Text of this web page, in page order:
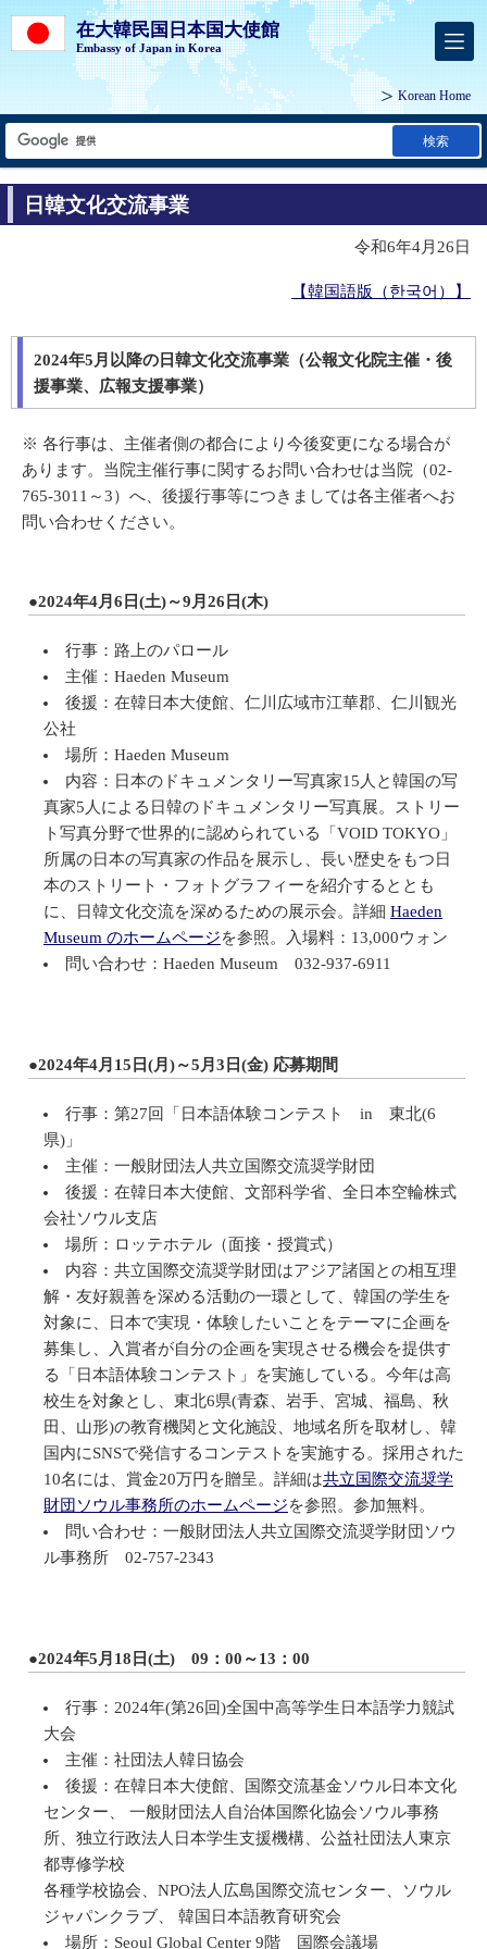
在大韓民国日本国大使館
Embassy of Japan in Korea
Korean Home
検索
日韓文化交流事業
令和6年4月26日
【韓国語版（한국어）】
2024年5月以降の日韓文化交流事業（公報文化院主催・後
援事業、広報支援事業）
※ 各行事は、主催者側の都合により今後変更になる場合が
あります。当院主催行事に関するお問い合わせは当院（02-
765-3011～3）へ、後援行事等につきましては各主催者へお
問い合わせください。
●2024年4月6日(土)～9月26日(木)
行事：路上のパロール
主催：Haeden Museum
後援：在韓日本大使館、仁川広域市江華郡、仁川観光
公社
場所：Haeden Museum
内容：日本のドキュメンタリー写真家15人と韓国の写
真家5人による日韓のドキュメンタリー写真展。ストリー
ト写真分野で世界的に認められている「VOID TOKYO」
所属の日本の写真家の作品を展示し、長い歴史をもつ日
本のストリート・フォトグラフィーを紹介するととも
に、日韓文化交流を深めるための展示会。詳細 Haeden
Museum のホームページを参照。入場料：13,000ウォン
問い合わせ：Haeden Museum 032-937-6911
●2024年4月15日(月)～5月3日(金) 応募期間
行事：第27回「日本語体験コンテスト in 東北(6
県)」
主催：一般財団法人共立国際交流奨学財団
後援：在韓日本大使館、文部科学省、全日本空輪株式
会社ソウル支店
場所：ロッテホテル（面接・授賞式）
内容：共立国際交流奨学財団はアジア諸国との相互理
解・友好親善を深める活動の一環として、韓国の学生を
対象に、日本で実現・体験したいことをテーマに企画を
募集し、入賞者が自分の企画を実現させる機会を提供す
る「日本語体験コンテスト」を実施している。今年は高
校生を対象とし、東北6県(青森、岩手、宮城、福島、秋
田、山形)の教育機関と文化施設、地域名所を取材し、韓
国内にSNSで発信するコンテストを実施する。採用された
10名には、賞金20万円を贈呈。詳細は共立国際交流奨学
財団ソウル事務所のホームページを参照。参加無料。
問い合わせ：一般財団法人共立国際交流奨学財団ソウ
ル事務所 02-757-2343
●2024年5月18日(土) 09：00～13：00
行事：2024年(第26回)全国中高等学生日本語学力競試
大会
主催：社団法人韓日協会
後援：在韓日本大使館、国際交流基金ソウル日本文化
センター、 一般財団法人自治体国際化協会ソウル事務
所、独立行政法人日本学生支援機構、公益社団法人東京
都専修学校
各種学校協会、NPO法人広島国際交流センター、ソウル
ジャパンクラブ、 韓国日本語教育研究会
場所：Seoul Global Center 9階 国際会議場